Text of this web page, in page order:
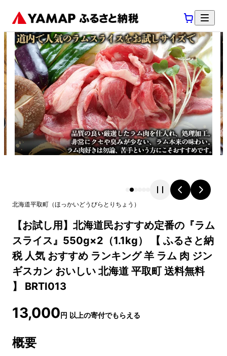
北海道平取町 （ほっかいどう びらとりちょう ）
【お試し用】北海道民おすすめ定番の『ラム
スライス』550g×2（1.1kg） 【 ふるさと納
税 人気 おすすめ ランキング 羊 ラム 肉 ジン
ギスカン おいしい 北海道 平取町 送料無料
】 BRTI013
13,000円 以上の寄付でもらえる
概要